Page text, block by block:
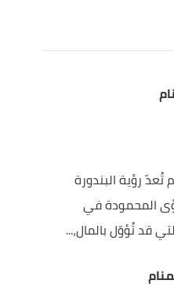
تُعدّ رؤية البندورة
المحمودة في
قد تُؤوّل بالمال،...